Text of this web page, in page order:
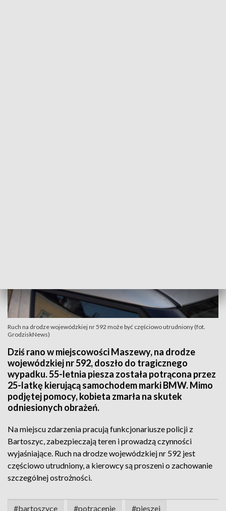
Ruch na drodze wojewódzkiej nr 592 może być częściowo utrudniony (fot.
GrodziskNews)
Dziś rano w miejscowości Maszewy, na drodze
wojewódzkiej nr 592, doszło do tragicznego
wypadku. 55-letnia piesza została potrącona przez
25-latkę kierującą samochodem marki BMW. Mimo
podjętej pomocy, kobieta zmarła na skutek
odniesionych obrażeń.
Na miejscu zdarzenia pracują funkcjonariusze policji z
Bartoszyc, zabezpieczają teren i prowadzą czynności
wyjaśniające. Ruch na drodze wojewódzkiej nr 592 jest
częściowo utrudniony, a kierowcy są proszeni o zachowanie
szczególnej ostrożności.
#bartoszyce #potrącenie #pieszej